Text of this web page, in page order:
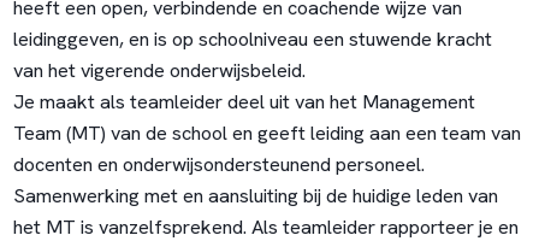
heeft een open, verbindende en coachende wijze van
leidinggeven, en is op schoolniveau een stuwende kracht
van het vigerende onderwijsbeleid.
Je maakt als teamleider deel uit van het Management
Team (MT) van de school en geeft leiding aan een team van
docenten en onderwijsondersteunend personeel.
Samenwerking met en aansluiting bij de huidige leden van
het MT is vanzelfsprekend. Als teamleider rapporteer je en